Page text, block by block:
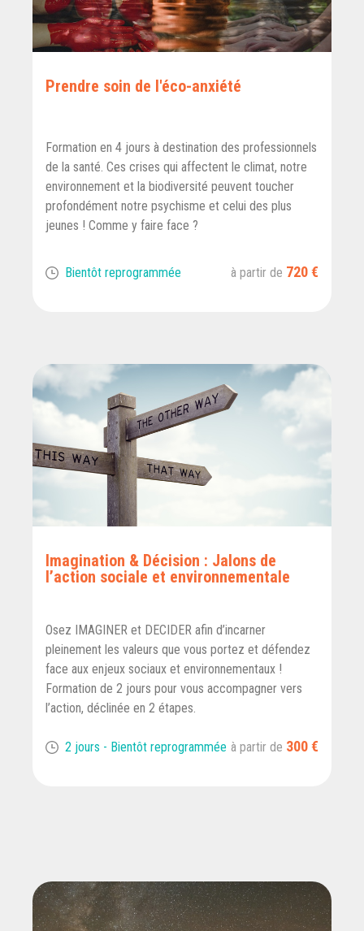
Prendre soin de l'éco-anxiété
Formation en 4 jours à destination des professionnels
de la santé. Ces crises qui affectent le climat, notre
environnement et la biodiversité peuvent toucher
profondément notre psychisme et celui des plus
jeunes ! Comme y faire face ?
Bientôt reprogrammée à partir de 720 €
Imagination & Décision : Jalons de
l’action sociale et environnementale
Osez IMAGINER et DECIDER afin d’incarner
pleinement les valeurs que vous portez et défendez
face aux enjeux sociaux et environnementaux !
Formation de 2 jours pour vous accompagner vers
l’action, déclinée en 2 étapes.
2 jours - Bientôt reprogrammée à partir de 300 €